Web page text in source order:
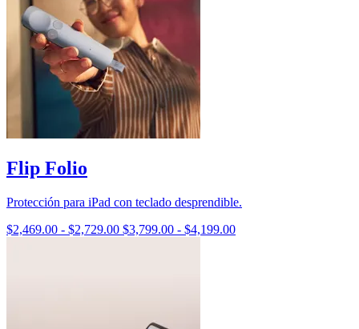
Flip Folio
Protección para iPad con teclado desprendible.
$2,469.00 - $2,729.00 $3,799.00 - $4,199.00